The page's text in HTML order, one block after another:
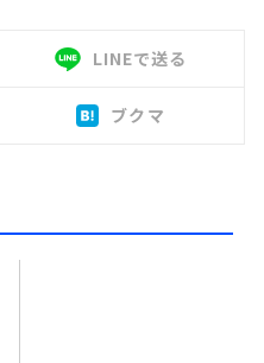
LINEで送る
ブクマ